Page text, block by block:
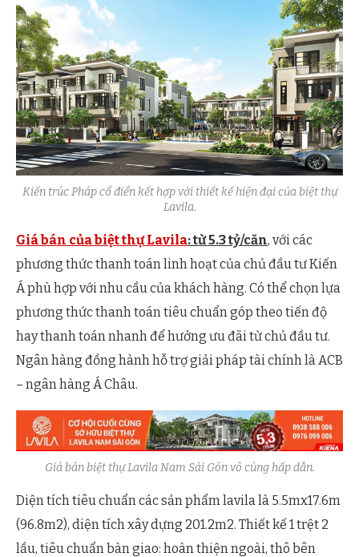
Kiến trúc Pháp cổ điển kết hợp với thiết kế hiện đại của biệt thự
Lavila.
Giá bán của biệt thự Lavila: từ 5.3 tỷ/căn, với các
phương thức thanh toán linh hoạt của chủ đầu tư Kiến
Á phù hợp với nhu cầu của khách hàng. Có thể chọn lựa
phương thức thanh toán tiêu chuẩn góp theo tiến độ
hay thanh toán nhanh để hưởng ưu đãi từ chủ đầu tư.
Ngân hàng đồng hành hỗ trợ giải pháp tài chính là ACB
– ngân hàng Á Châu.
Giá bán biệt thự Lavila Nam Sài Gòn vô cùng hấp dẫn.
Diện tích tiêu chuẩn các sản phẩm lavila là 5.5mx17.6m
(96.8m2), diện tích xây dựng 201.2m2. Thiết kế 1 trệt 2
lầu, tiêu chuẩn bàn giao: hoàn thiện ngoài, thô bên